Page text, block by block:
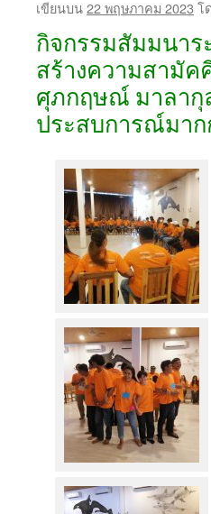
เขียนบน22 พฤษภาคม 2023 โ
กิจกรรมสัมมนาร
สร้างความสามัค
ศุภกฤษณ์ มาลากุ
ประสบการณ์มาก